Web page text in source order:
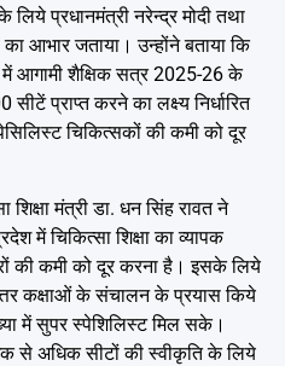
लिये प्रधानमंत्री नरेन्द्र मोदी तथा
आभार जताया। उन्होंने बताया कि
आगामी शैक्षिक सत्र 2025-26 के
प्राप्त करने का लक्ष्य निर्धारित
चिकित्सकों की कमी को दूर
मंत्री डा. धन सिंह रावत ने
में चिकित्सा शिक्षा का व्यापक
की कमी को दूर करना है। इसके लिये
कक्षाओं के संचालन के प्रयास किये
में सुपर स्पेशिलिस्ट मिल सके।
से अधिक सीटों की स्वीकृति के लिये